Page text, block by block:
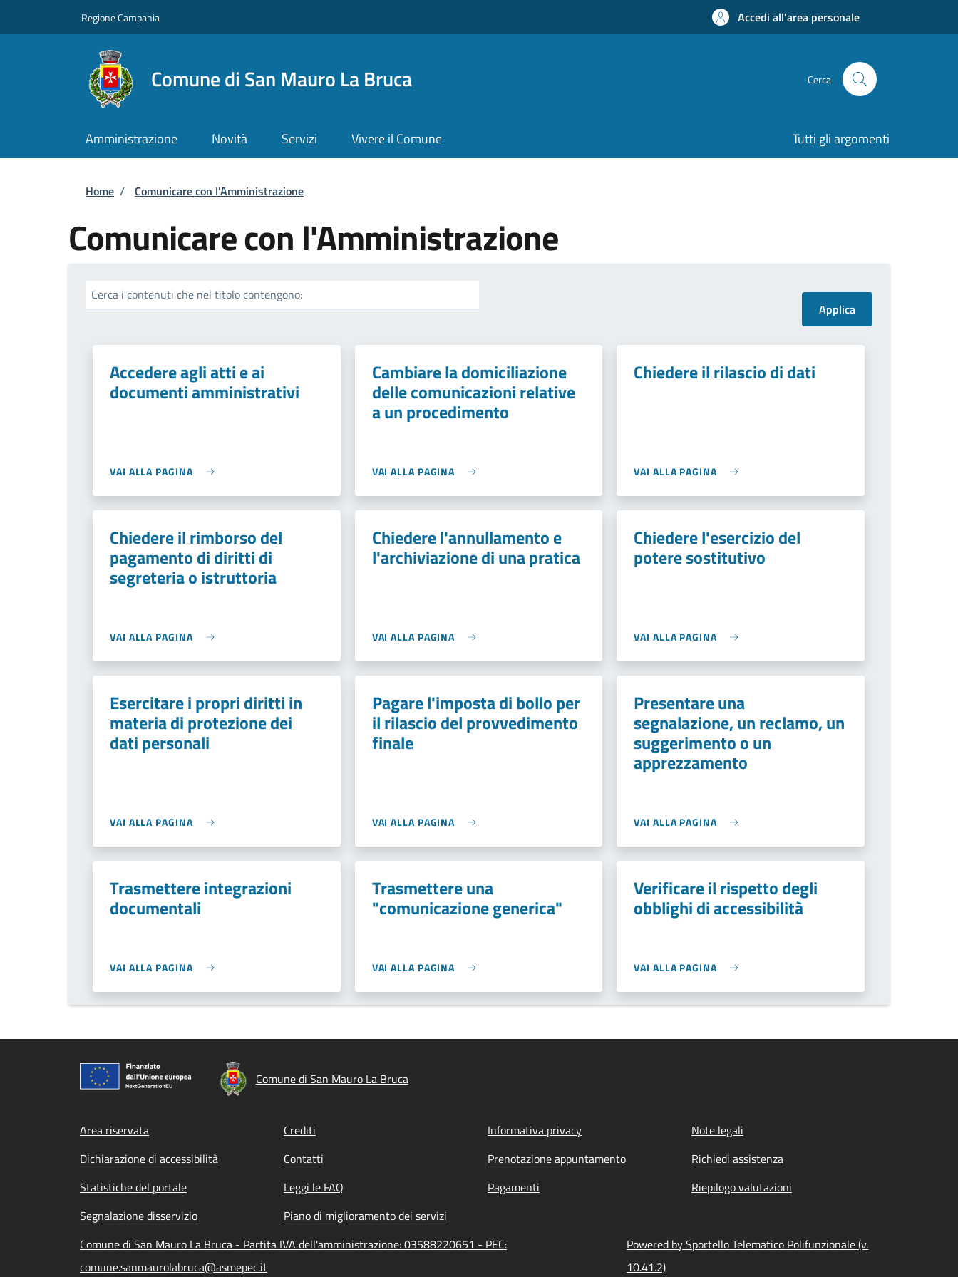
Regione Campania Accedi all'area personale
Comune di San Mauro La Bruca Cerca
Amministrazione Novità Servizi Vivere il Comune Tutti gli argomenti
Briciole di pane
Home / Comunicare con l'Amministrazione
Comunicare con l'Amministrazione
Cerca i contenuti che nel titolo contengono:
Accedere agli atti e ai
documenti amministrativi
VAI ALLA PAGINA
Cambiare la domiciliazione
delle comunicazioni relative
a un procedimento
VAI ALLA PAGINA
Chiedere il rilascio di dati
VAI ALLA PAGINA
Chiedere il rimborso del
pagamento di diritti di
segreteria o istruttoria
VAI ALLA PAGINA
Chiedere l'annullamento e
l'archiviazione di una pratica
VAI ALLA PAGINA
Chiedere l'esercizio del
potere sostitutivo
VAI ALLA PAGINA
Esercitare i propri diritti in
materia di protezione dei
dati personali
VAI ALLA PAGINA
Pagare l'imposta di bollo per
il rilascio del provvedimento
finale
VAI ALLA PAGINA
Presentare una
segnalazione, un reclamo, un
suggerimento o un
apprezzamento
VAI ALLA PAGINA
Trasmettere integrazioni
documentali
VAI ALLA PAGINA
Trasmettere una
"comunicazione generica"
VAI ALLA PAGINA
Verificare il rispetto degli
obblighi di accessibilità
VAI ALLA PAGINA
Comune di San Mauro La Bruca
Footer menu
Area riservata Crediti Informativa privacy
Note legali
Dichiarazione di accessibilità
Contatti Prenotazione appuntamento
Richiedi assistenza
Statistiche del portale
Leggi le FAQ Pagamenti
Riepilogo valutazioni
Segnalazione disservizio
Piano di miglioramento dei servizi
Comune di San Mauro La Bruca - Partita IVA dell'amministrazione: 03588220651 - PEC:
comune.sanmaurolabruca@asmepec.it
Powered by Sportello Telematico Polifunzionale (v.
10.41.2)